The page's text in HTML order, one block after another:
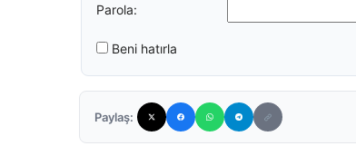
Parola:
Beni hatırla
Paylaş: